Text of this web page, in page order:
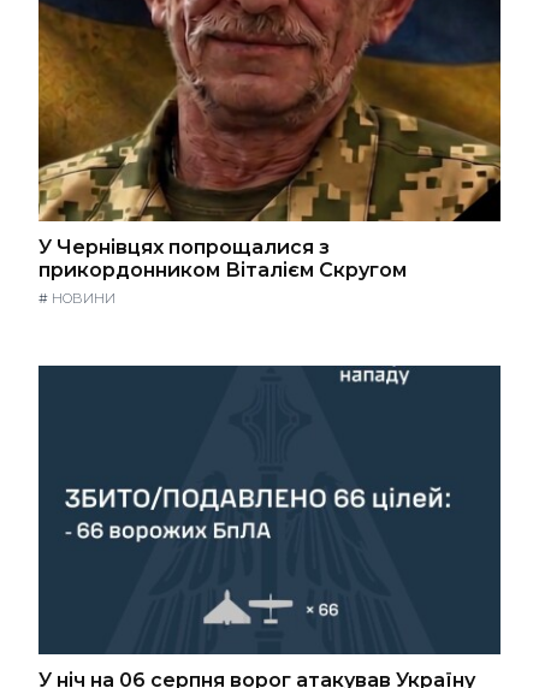
У Чернівцях попрощалися з
прикордонником Віталієм Скругом
# НОВИНИ
У ніч на 06 серпня ворог атакував Україну